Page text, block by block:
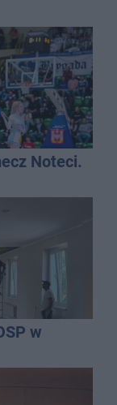
Noteci.
w